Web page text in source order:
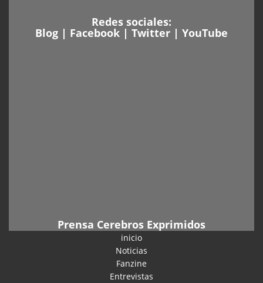
Redes sociales:
Blog | Facebook | Twitter | YouTube
Prensa Cerebros Exprimidos
inicio
Noticias
Fanzine
Entrevistas